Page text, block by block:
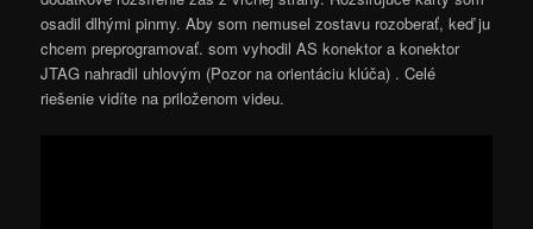
osadil dlhými pinmy. Aby som nemusel zostavu rozoberať, keď ju
chcem preprogramovať. som vyhodil AS konektor a konektor
JTAG nahradil uhlovým (Pozor na orientáciu klúča) . Celé
riešenie vidíte na priloženom videu.